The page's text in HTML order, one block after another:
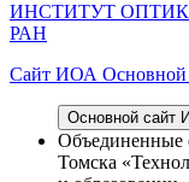
ИНСТИТУТ
РАН
Cайт ИОА
Основной сайт
Объединенные
Томска